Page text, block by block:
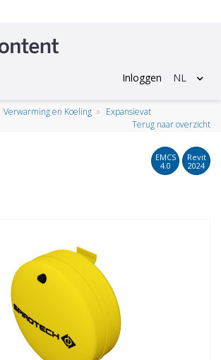
Inloggen NL
Verwarming en Koeling
Expansievat
Terug naar overzicht
EMCS
4.0
Revit
2024